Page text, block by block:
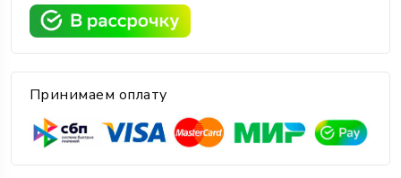
Принимаем оплату